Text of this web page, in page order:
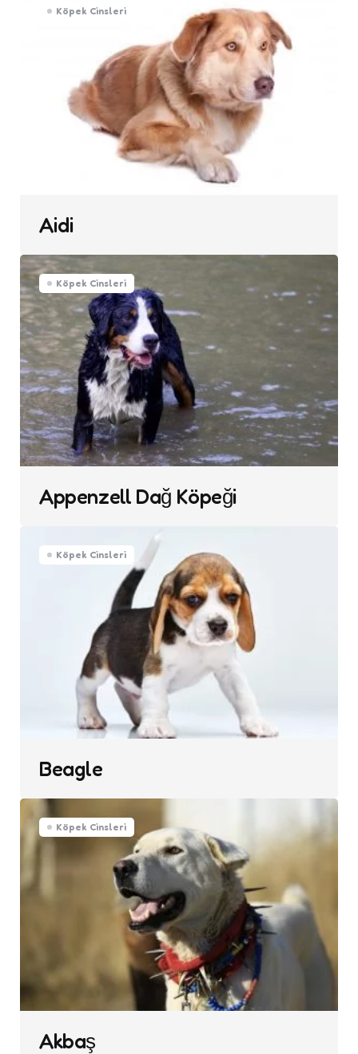
Köpek Cinsleri
Aidi
Köpek Cinsleri
Appenzell Dağ Köpeği
Köpek Cinsleri
Beagle
Köpek Cinsleri
Akbaş